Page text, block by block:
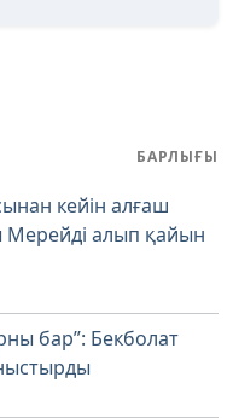
БАРЛЫҒЫ
кейін алғаш
Мерейді алып қайын
бар”: Бекболат